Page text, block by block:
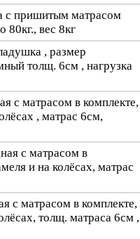
с пришитым матрасом
вес 8кг
, размер
толщ. 6см , нагрузка
с матрасом в комплекте,
, матрас 6см,
с матрасом в
и на колёсах, матрас
с матрасом в комплекте,
толщ. матраса 6см ,